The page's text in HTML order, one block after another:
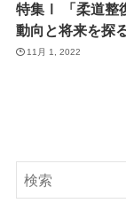
特集Ⅰ 「柔道整
動向と将来を探る
11月 1, 2022